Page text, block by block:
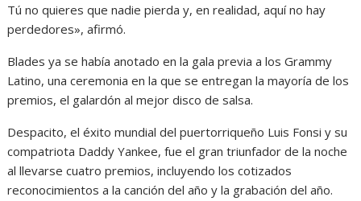
Tú no quieres que nadie pierda y, en realidad, aquí no hay
perdedores», afirmó.
Blades ya se había anotado en la gala previa a los Grammy
Latino, una ceremonia en la que se entregan la mayoría de los
premios, el galardón al mejor disco de salsa.
Despacito, el éxito mundial del puertorriqueño Luis Fonsi y su
compatriota Daddy Yankee, fue el gran triunfador de la noche
al llevarse cuatro premios, incluyendo los cotizados
reconocimientos a la canción del año y la grabación del año.